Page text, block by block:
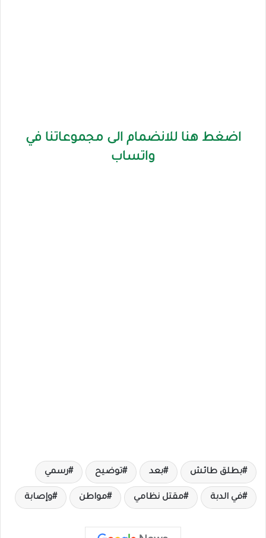
اضغط هنا للانضمام الى مجموعاتنا في
واتساب
بطلق طائش بعد توضيح رسمي
في الدبة مقتل نظامي مواطن وإصابة